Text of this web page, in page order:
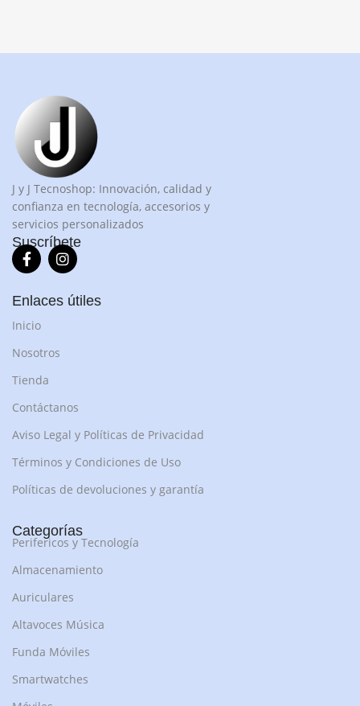
J y J Tecnoshop: Innovación, calidad y
confianza en tecnología, accesorios y
servicios personalizados
Suscríbete
Enlaces útiles
Inicio
Nosotros
Tienda
Contáctanos
Aviso Legal y Políticas de Privacidad
Términos y Condiciones de Uso
Políticas de devoluciones y garantía
Categorías
Perifericos y Tecnología
Almacenamiento
Auriculares
Altavoces Música
Funda Móviles
Smartwatches